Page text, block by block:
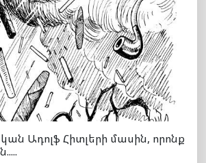
Ադոլֆ Հիտլերի մասին, որոնք